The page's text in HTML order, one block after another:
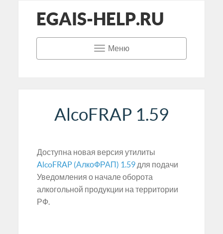
EGAIS-HELP.RU
Меню
AlcoFRAP 1.59
Доступна новая версия утилиты
AlcoFRAP (АлкоФРАП) 1.59 для подачи
Уведомления о начале оборота
алкогольной продукции на территории
РФ.